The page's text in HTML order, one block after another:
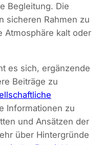
Begleitung. Die
sicheren Rahmen zu
kalt oder
es sich, ergänzende
Beiträge zu
Informationen zu
und Ansätzen der
über Hintergründe